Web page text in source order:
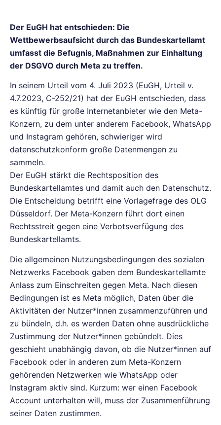
Der EuGH hat entschieden: Die
Wettbewerbsaufsicht durch das Bundeskartellamt
umfasst die Befugnis, Maßnahmen zur Einhaltung
der DSGVO durch Meta zu treffen.
In seinem Urteil vom 4. Juli 2023 (EuGH, Urteil v.
4.7.2023, C-252/21) hat der EuGH entschieden, dass
es künftig für große Internetanbieter wie den Meta-
Konzern, zu dem unter anderem Facebook, WhatsApp
und Instagram gehören, schwieriger wird
datenschutzkonform große Datenmengen zu
sammeln.
Der EuGH stärkt die Rechtsposition des
Bundeskartellamtes und damit auch den Datenschutz.
Die Entscheidung betrifft eine Vorlagefrage des OLG
Düsseldorf. Der Meta-Konzern führt dort einen
Rechtsstreit gegen eine Verbotsverfügung des
Bundeskartellamts.
Die allgemeinen Nutzungsbedingungen des sozialen
Netzwerks Facebook gaben dem Bundeskartellamte
Anlass zum Einschreiten gegen Meta. Nach diesen
Bedingungen ist es Meta möglich, Daten über die
Aktivitäten der Nutzer*innen zusammenzuführen und
zu bündeln, d.h. es werden Daten ohne ausdrückliche
Zustimmung der Nutzer*innen gebündelt. Dies
geschieht unabhängig davon, ob die Nutzer*innen auf
Facebook oder in anderen zum Meta-Konzern
gehörenden Netzwerken wie WhatsApp oder
Instagram aktiv sind. Kurzum: wer einen Facebook
Account unterhalten will, muss der Zusammenführung
seiner Daten zustimmen.